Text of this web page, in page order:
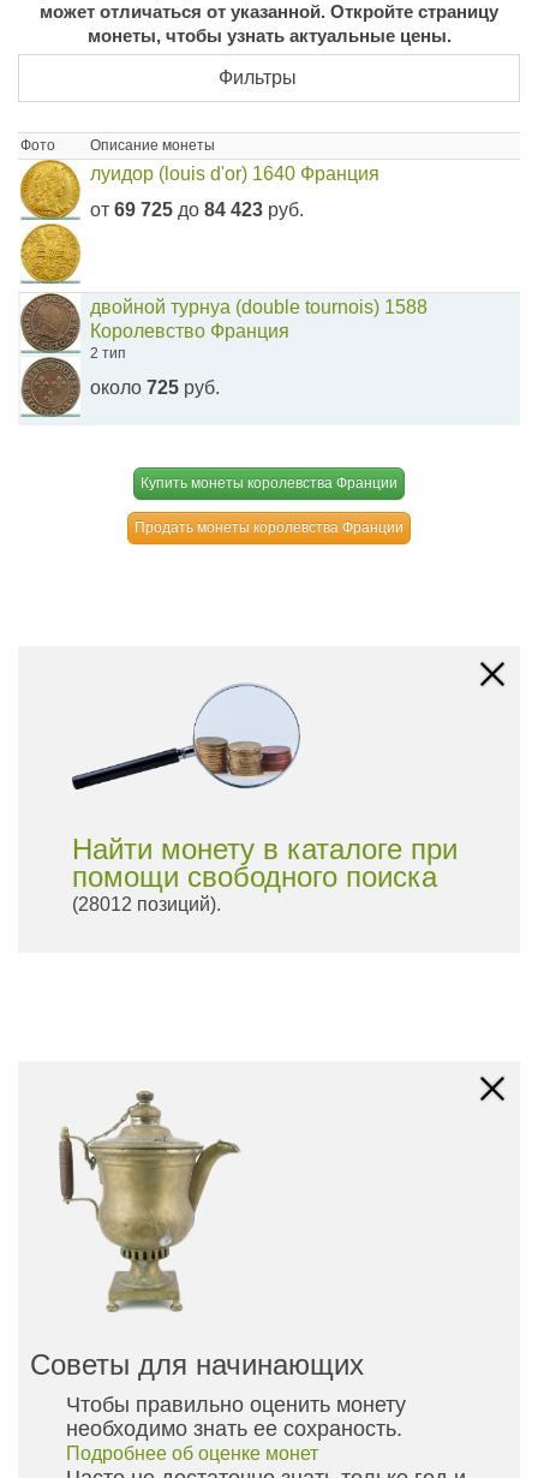
может отличаться от указанной. Откройте страницу
монеты, чтобы узнать актуальные цены.
Фильтры
Фото Описание монеты
луидор (louis d'or) 1640 Франция
от 69 725 до 84 423 руб.
двойной турнуа (double tournois) 1588
Королевство Франция
2 тип
около 725 руб.
Купить монеты королевства Франции
Продать монеты королевства Франции
Найти монету в каталоге при
помощи свободного поиска
(28012 позиций).
Советы для начинающих
Чтобы правильно оценить монету
необходимо знать ее сохраность.
Подробнее об оценке монет